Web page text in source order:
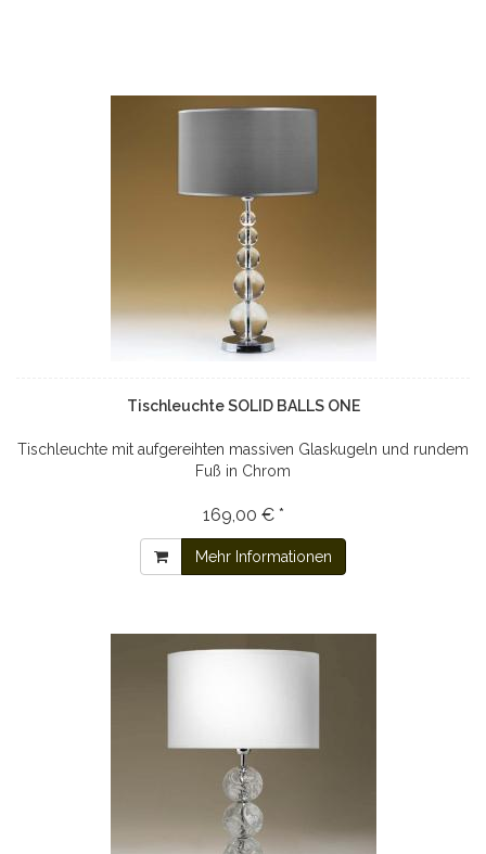
Tischleuchte SOLID BALLS ONE
Tischleuchte mit aufgereihten massiven Glaskugeln und rundem
Fuß in Chrom
169,00 € *
Mehr Informationen